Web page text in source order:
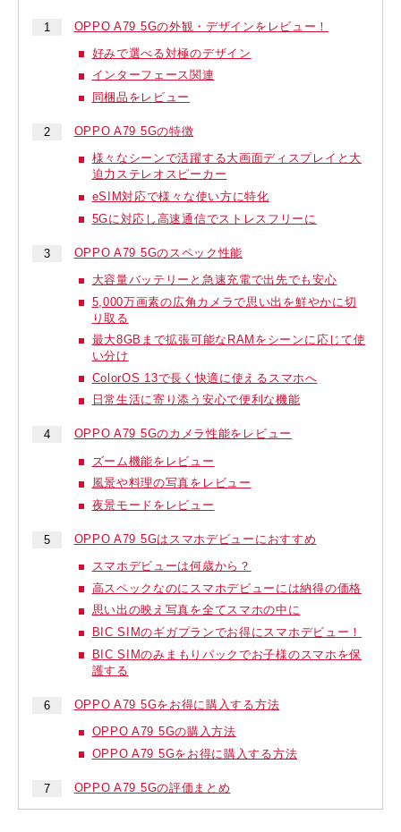
OPPO A79 5Gの外観・デザインをレビュー！
好みで選べる対極のデザイン
インターフェース関連
同梱品をレビュー
OPPO A79 5Gの特徴
様々なシーンで活躍する大画面ディスプレイと大
迫力ステレオスピーカー
eSIM対応で様々な使い方に特化
5Gに対応し高速通信でストレスフリーに
OPPO A79 5Gのスペック性能
大容量バッテリーと急速充電で出先でも安心
5,000万画素の広角カメラで思い出を鮮やかに切
り取る
最大8GBまで拡張可能なRAMをシーンに応じて使
い分け
ColorOS 13で長く快適に使えるスマホへ
日常生活に寄り添う安心で便利な機能
OPPO A79 5Gのカメラ性能をレビュー
ズーム機能をレビュー
風景や料理の写真をレビュー
夜景モードをレビュー
OPPO A79 5Gはスマホデビューにおすすめ
スマホデビューは何歳から？
高スペックなのにスマホデビューには納得の価格
思い出の映え写真を全てスマホの中に
BIC SIMのギガプランでお得にスマホデビュー！
BIC SIMのみまもりパックでお子様のスマホを保
護する
OPPO A79 5Gをお得に購入する方法
OPPO A79 5Gの購入方法
OPPO A79 5Gをお得に購入する方法
OPPO A79 5Gの評価まとめ